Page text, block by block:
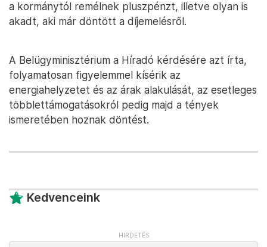
a kormánytól remélnek pluszpénzt, illetve olyan is
akadt, aki már döntött a díjemelésről.
A Belügyminisztérium a Híradó kérdésére azt írta,
folyamatosan figyelemmel kísérik az
energiahelyzetet és az árak alakulását, az esetleges
többlettámogatásokról pedig majd a tények
ismeretében hoznak döntést.
Kedvenceink